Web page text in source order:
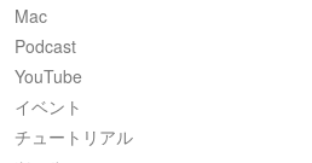
Mac
Podcast
YouTube
イベント
チュートリアル